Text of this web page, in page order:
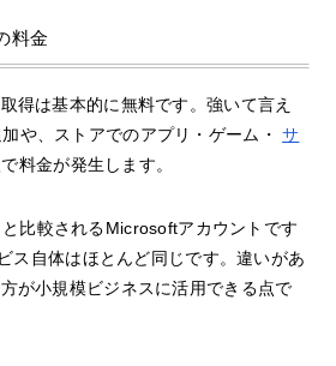
料金
得は基本的に無料です。強いて言え
や、ストアでのアプリ・ゲーム・サ
料金が発生します。
比較されるMicrosoftアカウントです
ス自体はほとんど同じです。違いがあ
が小規模ビジネスに活用できる点で